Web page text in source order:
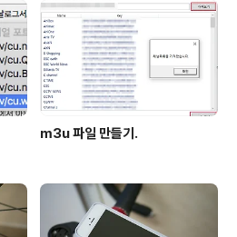
(?)]
m3u 파일 만들기.